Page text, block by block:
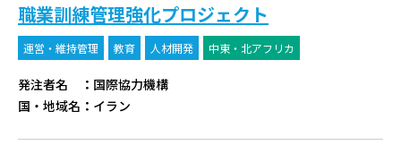
職業訓練管理強化プロジェクト
運営・維持管理 教育 人材開発 中東・北アフリカ
発注者名 ： 国際協力機構
国・地域名 ： イラン